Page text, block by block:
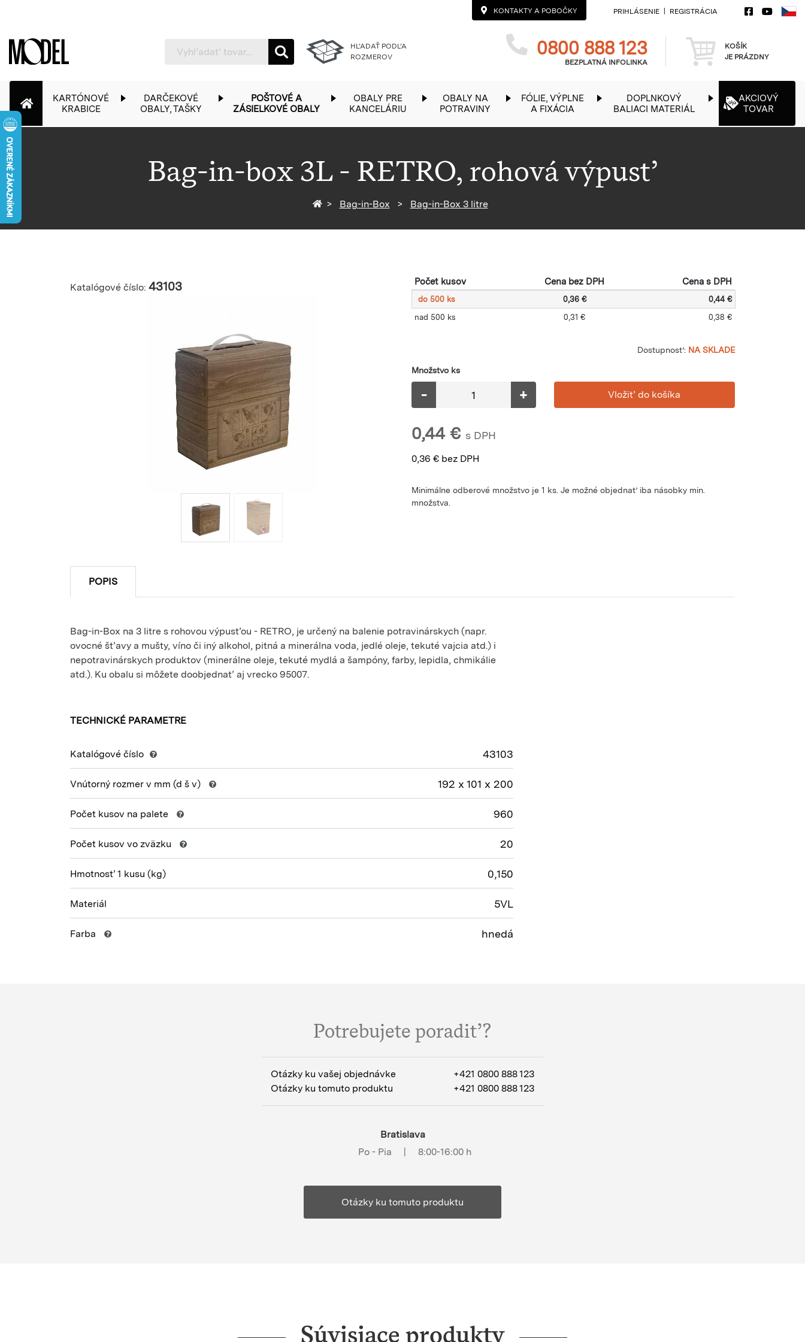
KONTAKTY A POBOČKY PRIHLÁSENIE REGISTRÁCIA
PackShop
HĽADAŤ PODĽA
ROZMEROV
Telefon
0800 888 123
BEZPLATNÁ INFOLINKA Košík
KOŠÍK
JE PRÁZDNY
KARTÓNOVÉ
KRABICE
DARČEKOVÉ
OBALY, TAŠKY
POŠTOVÉ A
ZÁSIELKOVÉ OBALY
OBALY PRE
KANCELÁRIU
OBALY NA
POTRAVINY
FÓLIE, VÝPLNE
A FIXÁCIA
DOPLNKOVÝ
BALIACI MATERIÁL
AKCIOVÝ
TOVAR
Bag-in-box 3L - RETRO, rohová výpusť
Späť na homepage
Bag-in-Box Bag-in-Box 3 litre
Katalógové číslo: 43103 Počet kusov Cena bez DPH Cena s DPH
do 500 ks 0,36 €
0,44 €
nad 500 ks
0,31 € 0,38 €
Dostupnosť: NA SKLADE
Množstvo ks
- +
0,44€ s DPH
0,36 € bez DPH
Minimálne odberové množstvo je 1 ks. Je možné objednať iba násobky min.
množstva.
POPIS
Bag-in-Box na 3 litre s rohovou výpusťou - RETRO, je určený na balenie potravinárskych (napr.
ovocné šťavy a mušty, víno či iný alkohol, pitná a minerálna voda, jedlé oleje, tekuté vajcia atd.) i
nepotravinárskych produktov (minerálne oleje, tekuté mydlá a šampóny, farby, lepidla, chmikálie
atd.). Ku obalu si môžete doobjednať aj vrecko 95007.
TECHNICKÉ PARAMETRE
Katalógové číslo 43103
Vnútorný rozmer v mm (d š v) 192 x 101 x 200
Počet kusov na palete 960
Počet kusov vo zväzku 20
Hmotnosť 1 kusu (kg) 0,150
Materiál 5VL
Farba hnedá
Potrebujete poradiť?
Otázky ku vašej objednávke
+421 0800 888 123
Otázky ku tomuto produktu
+421 0800 888 123
Bratislava
Po - Pia
| 8:00-16:00 h
Otázky ku tomuto produktu
Súvisiace produkty